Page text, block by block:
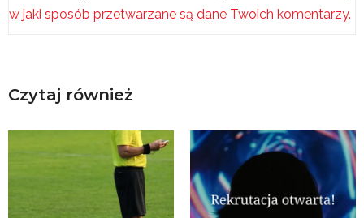
w jaki sposób przetwarzane są dane Twoich komentarzy.
Czytaj również